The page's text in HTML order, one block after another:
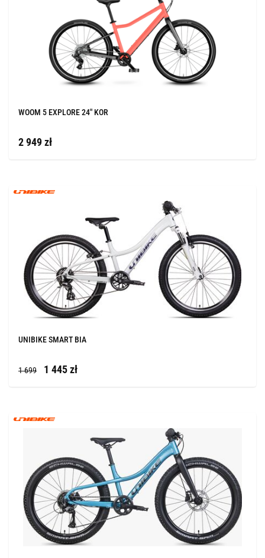
WOOM 5 EXPLORE 24" KOR
2 949 zł
UNIBIKE SMART BIA
1 699 1 445 zł